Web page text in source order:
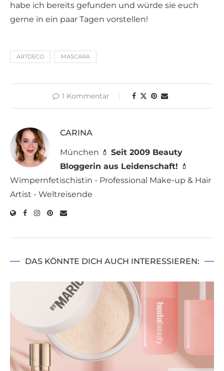
habe ich bereits gefunden und würde sie euch
gerne in ein paar Tagen vorstellen!
ARTDECO MASCARA
1 Kommentar
CARINA
München 💄 Seit 2009 Beauty
Bloggerin aus Leidenschaft! 💄
Wimpernfetischistin - Professional Make-up & Hair
Artist - Weltreisende
DAS KÖNNTE DICH AUCH INTERESSIEREN: